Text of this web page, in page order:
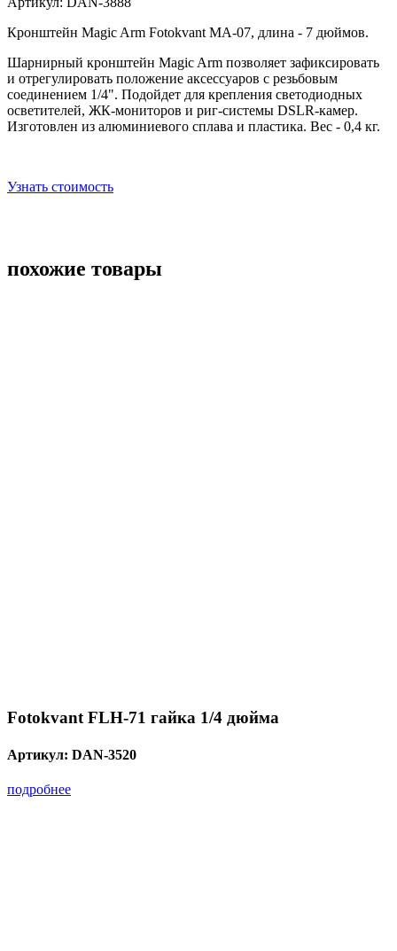
Кронштейн Magic Arm Fotokvant MA-07, длина - 7 дюймов.
Шарнирный кронштейн Magic Arm позволяет зафиксировать
и отрегулировать положение аксессуаров с резьбовым
соединением 1/4". Подойдет для крепления светодиодных
осветителей, ЖК-мониторов и риг-системы DSLR-камер.
Изготовлен из алюминиевого сплава и пластика. Вес - 0,4 кг.
Узнать стоимость
похожие товары
Fotokvant FLH-71 гайка 1/4 дюйма
Артикул: DAN-3520
подробнее